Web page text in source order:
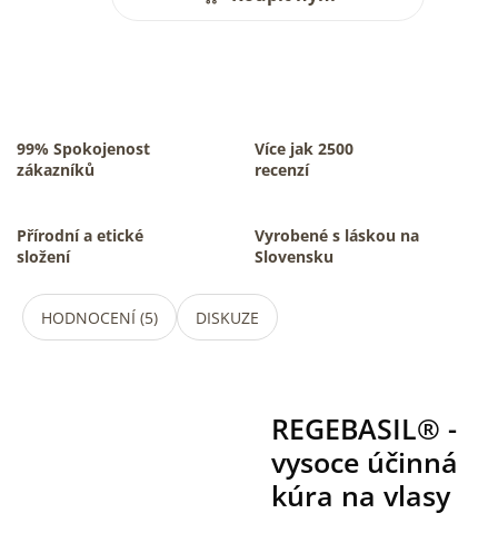
99% Spokojenost
zákazníků
Více jak 2500
recenzí
Přírodní a etické
složení
Vyrobené s láskou na
Slovensku
HODNOCENÍ (5) DISKUZE
REGEBASIL® -
vysoce účinná
kúra na vlasy